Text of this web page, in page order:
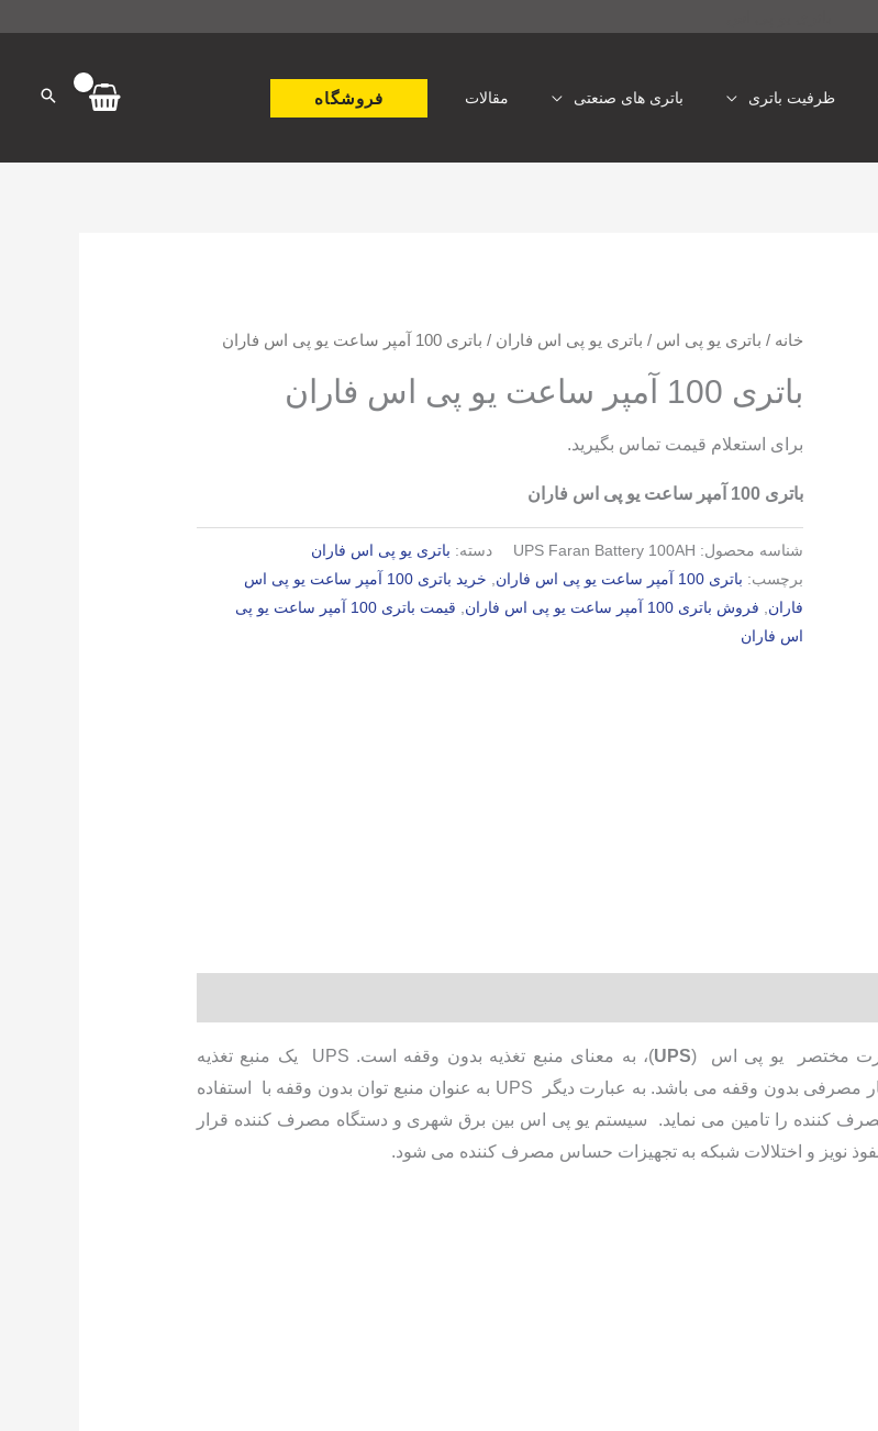
ظرفیت باتری باتری های صنعتی مقالات فروشگاه
خانه / باتری یو پی اس / باتری یو پی اس فاران / باتری 100 آمپر ساعت یو پی اس فاران
باتری 100 آمپر ساعت یو پی اس فاران
برای استعلام قیمت تماس بگیرید.
باتری 100 آمپر ساعت یو پی اس فاران
شناسه محصول: UPS Faran Battery 100AH دسته: باتری یو پی اس فاران
برچسب: باتری 100 آمپر ساعت یو پی اس فاران ,
خرید باتری 100 آمپر ساعت یو پی اس
فاران, فروش باتری 100 آمپر ساعت یو پی اس فاران ,
قیمت باتری 100 آمپر ساعت یو پی
اس فاران
UPS
)، به معنای منبع تغذیه بدون وقفه است. UPS یک منبع تغذیه
الکترونیکی است که کار عمده آن، تامین توان مورد نیاز بار مصرفی بدون وقفه می باشد. به عبارت دیگر UPS به عنوان منبع توان بدون وقفه با استفاده
مصرف کننده را تامین می نماید. سیستم یو پی اس بین برق شهری و دستگاه مصرف کننده قرار
نویز و اختلالات شبکه به تجهیزات حساس مصرف کننده می شود.